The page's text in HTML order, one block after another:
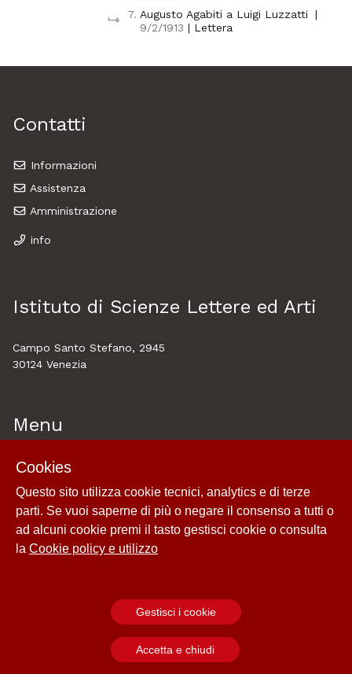
7. Augusto Agabiti a Luigi Luzzatti
|
9/2/1913 | Lettera
Contatti
Informazioni
Assistenza
Amministrazione
info
Istituto di Scienze Lettere ed Arti
Campo Santo Stefano, 2945
30124 Venezia
Menu
Home
About
Esplora
Cookie policy e utilizzo
Login
Cookies
Questo sito utilizza cookie tecnici, analytics e di terze
parti. Se vuoi saperne di più o negare il consenso a tutti o
ad alcuni cookie premi il tasto gestisci cookie o consulta
la Cookie policy e utilizzo
Gestisci i cookie
Accetta e chiudi